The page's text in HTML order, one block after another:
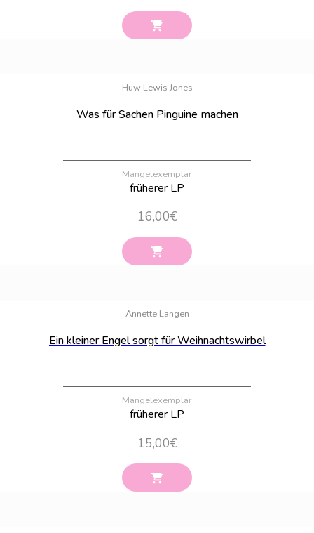
Huw Lewis Jones
Was für Sachen Pinguine machen
Mängelexemplar
früherer LP
16,00€
Annette Langen
Ein kleiner Engel sorgt für Weihnachtswirbel
Mängelexemplar
früherer LP
15,00€